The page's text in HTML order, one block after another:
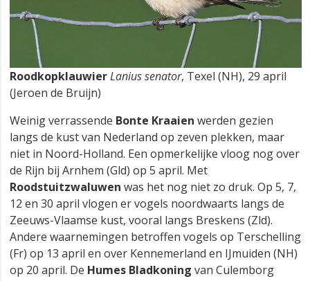
RoodkopklauwierLanius senator, Texel (NH), 29 april
(Jeroen de Bruijn)
Weinig verrassende Bonte Kraaien werden gezien
langs de kust van Nederland op zeven plekken, maar
niet in Noord-Holland. Een opmerkelijke vloog nog over
de Rijn bij Arnhem (Gld) op 5 april. Met
Roodstuitzwaluwen was het nog niet zo druk. Op 5, 7,
12 en 30 april vlogen er vogels noordwaarts langs de
Zeeuws-Vlaamse kust, vooral langs Breskens (Zld).
Andere waarnemingen betroffen vogels op Terschelling
(Fr) op 13 april en over Kennemerland en IJmuiden (NH)
op 20 april. De Humes Bladkoning van Culemborg